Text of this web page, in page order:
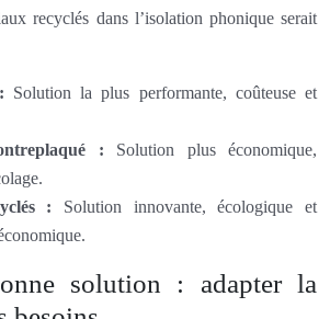
recyclés dans l’isolation phonique serait
Solution la plus performante, coûteuse et
: Solution plus économique,
: Solution innovante, écologique et
solution : adapter la